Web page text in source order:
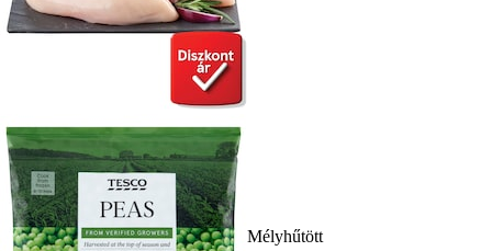
Mélyhűtött